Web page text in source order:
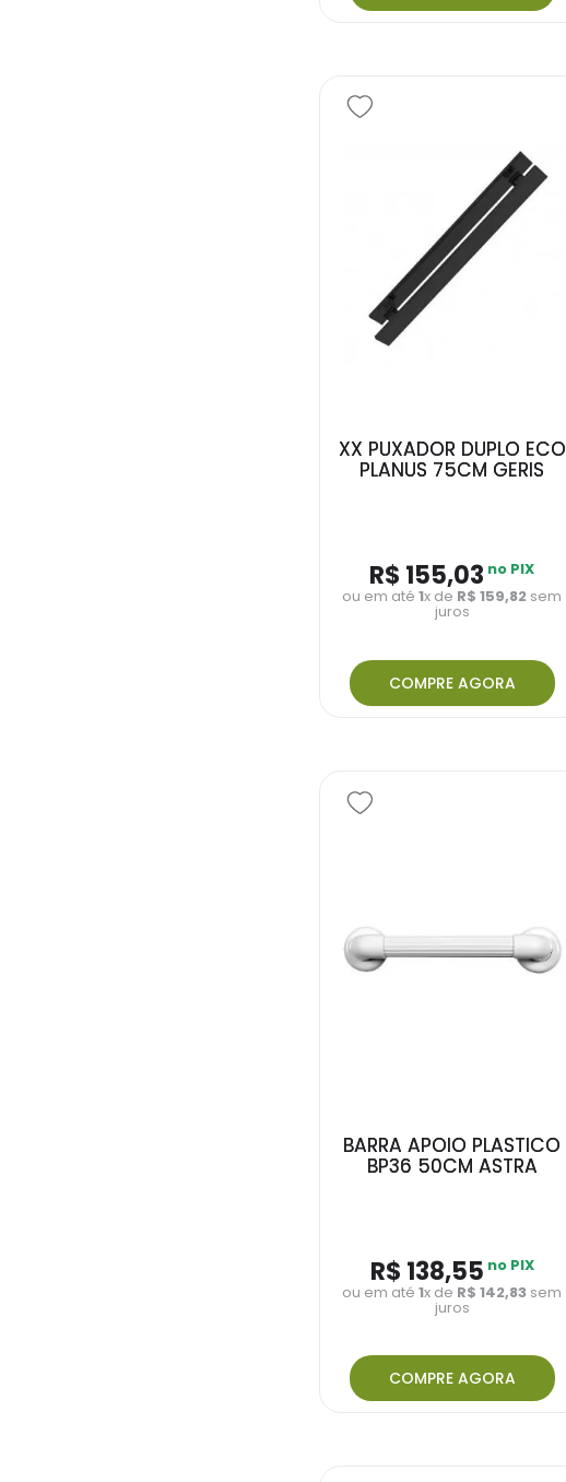
XX PUXADOR DUPLO ECO
PLANUS 75CM GERIS
R$ 155,03 no PIX
ou em até1x de R$ 159,82 sem
juros
COMPRE AGORA
BARRA APOIO PLASTICO
BP36 50CM ASTRA
R$ 138,55 no PIX
ou em até1x de R$ 142,83 sem
juros
COMPRE AGORA